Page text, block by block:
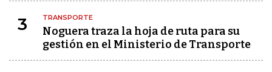
3 TRANSPORTE
Noguera traza la hoja de ruta para su
gestión en el Ministerio de Transporte